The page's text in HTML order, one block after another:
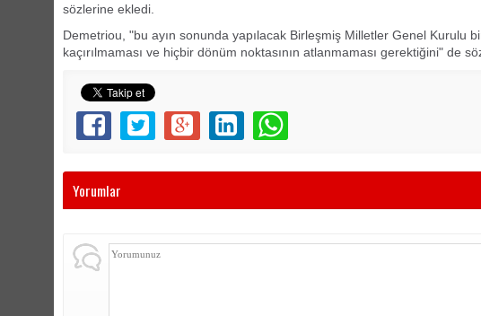
sözlerine ekledi.
Demetriou, "bu ayın sonunda yapılacak Birleşmiş Milletler Genel Kurulu
kaçırılmaması ve hiçbir dönüm noktasının atlanmaması gerektiğini" de
Yorumlar